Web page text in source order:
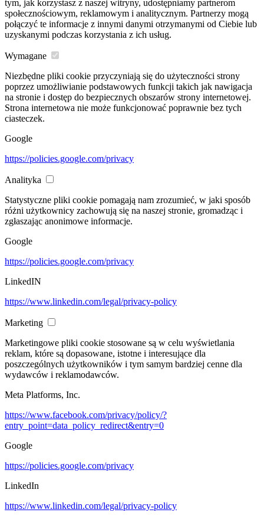
tym, jak korzystasz z naszej witryny, udostępniamy partnerom
społecznościowym, reklamowym i analitycznym. Partnerzy mogą
połączyć te informacje z innymi danymi otrzymanymi od Ciebie lub
uzyskanymi podczas korzystania z ich usług.
Wymagane
Niezbędne pliki cookie przyczyniają się do użyteczności strony
poprzez umożliwianie podstawowych funkcji takich jak nawigacja
na stronie i dostęp do bezpiecznych obszarów strony internetowej.
Strona internetowa nie może funkcjonować poprawnie bez tych
ciasteczek.
Google
https://policies.google.com/privacy
Analityka
Statystyczne pliki cookie pomagają nam zrozumieć, w jaki sposób
różni użytkownicy zachowują się na naszej stronie, gromadząc i
zgłaszając anonimowe informacje.
Google
https://policies.google.com/privacy
LinkedIN
https://www.linkedin.com/legal/privacy-policy
Marketing
Marketingowe pliki cookie stosowane są w celu wyświetlania
reklam, które są dopasowane, istotne i interesujące dla
poszczególnych użytkowników i tym samym bardziej cenne dla
wydawców i reklamodawców.
Meta Platforms, Inc.
https://www.facebook.com/privacy/policy/?
entry_point=data_policy_redirect&entry=0
Google
https://policies.google.com/privacy
LinkedIn
https://www.linkedin.com/legal/privacy-policy